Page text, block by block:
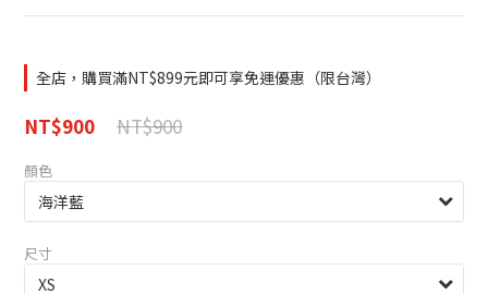
全店，購買滿NT$899元即可享免運優惠（限台灣）
NT$900
NT$900
顏色
尺寸